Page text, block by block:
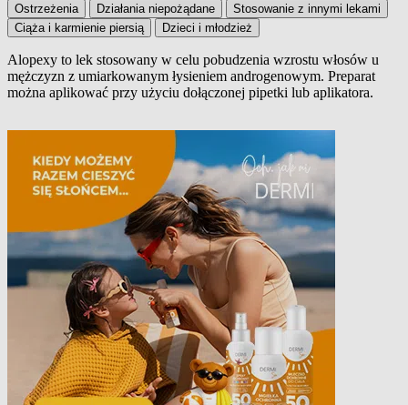
Ostrzeżenia
Działania niepożądane
Stosowanie z innymi lekami
Ciąża i karmienie piersią
Dzieci i młodzież
Opis produktu
Alopexy to lek stosowany w celu pobudzenia wzrostu włosów u
mężczyzn z umiarkowanym łysieniem androgenowym. Preparat
można aplikować przy użyciu dołączonej pipetki lub aplikatora.